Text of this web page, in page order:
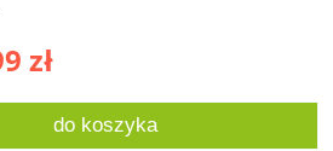
zł
do koszyka